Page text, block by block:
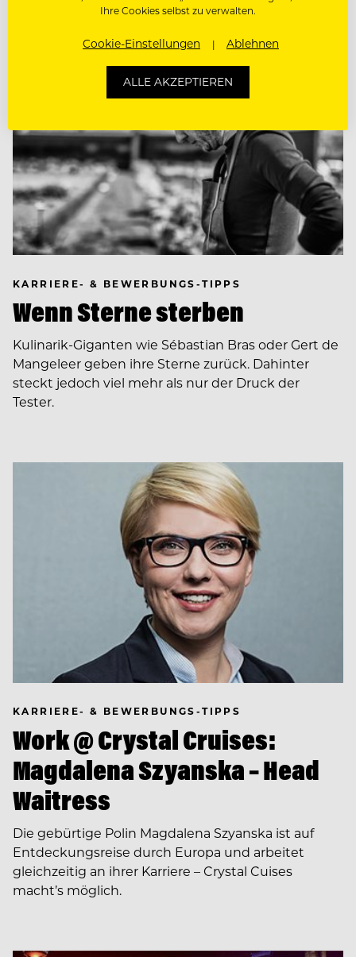
KARRIERE- & BEWERBUNGS-TIPPS
Wenn Sterne sterben
Kulinarik-Giganten wie Sébastian Bras oder Gert de
Mangeleer geben ihre Sterne zurück. Dahinter
steckt jedoch viel mehr als nur der Druck der
Tester.
KARRIERE- & BEWERBUNGS-TIPPS
Work @ Crystal Cruises:
Magdalena Szyanska – Head
Waitress
Die gebürtige Polin Magdalena Szyanska ist auf
Entdeckungsreise durch Europa und arbeitet
gleichzeitig an ihrer Karriere – Crystal Cuises
macht’s möglich.
Ihre Cookies selbst zu verwalten.
Cookie-Einstellungen Ablehnen
ALLE AKZEPTIEREN